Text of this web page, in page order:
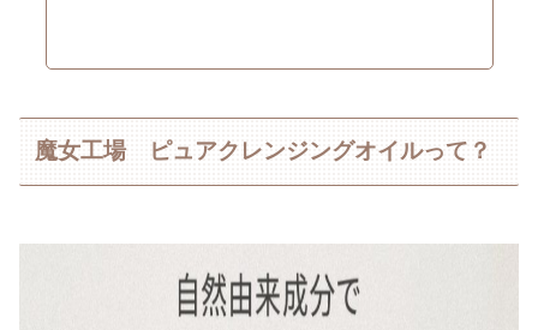
魔女工場 ピュアクレンジングオイルって？